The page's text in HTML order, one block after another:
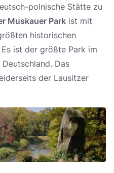
polnische Stätte zu
Muskauer Park ist mit
historischen
ist der größte Park im
Das
der Lausitzer